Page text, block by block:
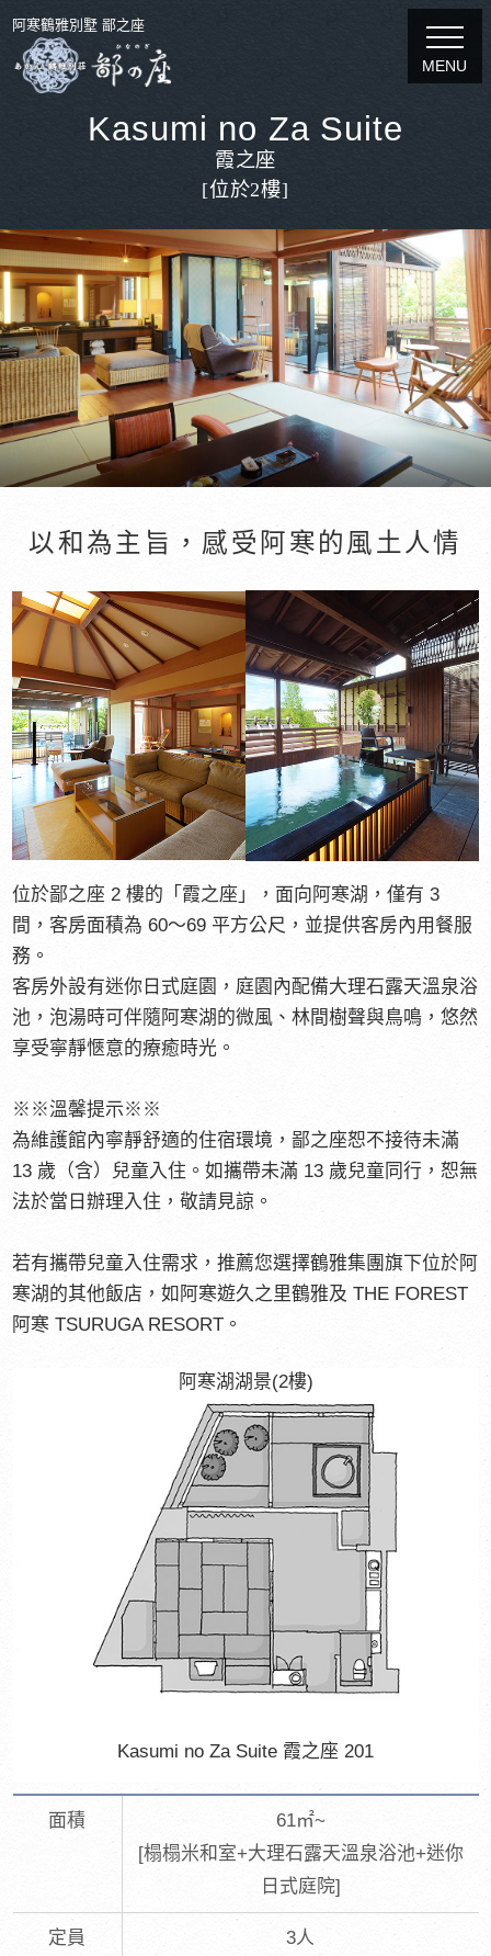
阿寒鶴雅別墅 鄙之座
MENU
Kasumi no Za Suite
霞之座
[位於2樓]
以和為主旨， 感受阿寒的風土人情
位於鄙之座 2 樓的「霞之座」，面向阿寒湖，僅有 3
間，客房面積為 60～69 平方公尺，並提供客房內用餐服
務。
客房外設有迷你日式庭園，庭園內配備大理石露天溫泉浴
池，泡湯時可伴隨阿寒湖的微風、林間樹聲與鳥鳴，悠然
享受寧靜愜意的療癒時光。
※※溫馨提示※※
為維護館內寧靜舒適的住宿環境，鄙之座恕不接待未滿
13 歲（含）兒童入住。如攜帶未滿 13 歲兒童同行，恕無
法於當日辦理入住，敬請見諒。
若有攜帶兒童入住需求，推薦您選擇鶴雅集團旗下位於阿
寒湖的其他飯店，如阿寒遊久之里鶴雅及 THE FOREST
阿寒 TSURUGA RESORT。
阿寒湖湖景(2樓)
Kasumi no Za Suite 霞之座 201
面積
61㎡~
[榻榻米和室+大理石露天溫泉浴池+迷你
日式庭院]
定員 3人